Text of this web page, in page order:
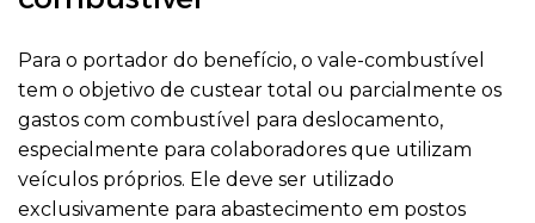
Para o portador do benefício, o vale-combustível
tem o objetivo de custear total ou parcialmente os
gastos com combustível para deslocamento,
especialmente para colaboradores que utilizam
veículos próprios. Ele deve ser utilizado
exclusivamente para abastecimento em postos